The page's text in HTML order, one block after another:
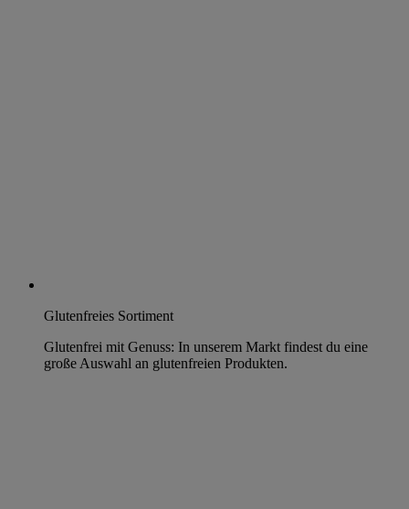
Glutenfreies Sortiment
Glutenfrei mit Genuss: In unserem Markt findest du eine
große Auswahl an glutenfreien Produkten.